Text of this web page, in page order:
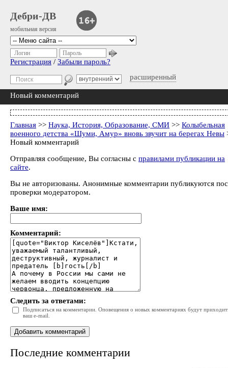
Дебри-ДВ
мобильная версия
расширенный
Логин Пароль
Регистрация / Забыли пароль?
Новый комментарий
Главная >> Наука, История, Образование, СМИ >> Колыбельная
военного детства «Шуми, Амур» вновь звучит на берегах Невы
Новый комментарий
Отправляя сообщение, Вы согласны с правилами публикации на
сайте.
Вы не авторизованы. Анонимные комментарии публикуются
проверки модератором.
Ваше имя:
Комментарий:
Следить за ответами:
Подписаться на комментарии. Оповещения о новых комментариях будут
ваш e-mail.
Последние комментарии